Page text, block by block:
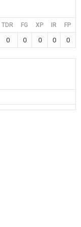
TDR FG XP IR FP
0 0 0 0 0